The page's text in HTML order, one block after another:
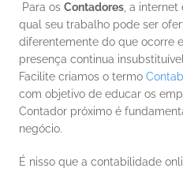
Para os Contadores , a
qual seu trabalho pode ser
diferentemente do que ocorre
presença continua
Facilite criamos o termo
com objetivo de educar os
Contador próximo é
negócio.
É nisso que a contabilidade